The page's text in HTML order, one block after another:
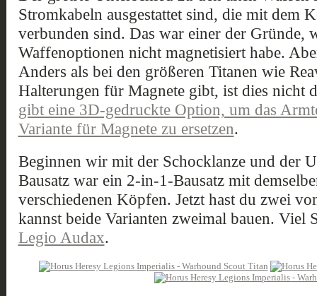
Stromkabeln ausgestattet sind, die mit dem
verbunden sind. Das war einer der Gründe,
Waffenoptionen nicht magnetisiert habe.
Anders als bei den größeren Titanen wie
Halterungen für Magnete gibt, ist dies nicht
gibt eine 3D-gedruckte Option, um das
Variante für Magnete zu ersetzen.
Beginnen wir mit der Schocklanze und der
Bausatz war ein 2-in-1-Bausatz mit
verschiedenen Köpfen. Jetzt hast du zwei
kannst beide Varianten zweimal bauen. Viel
Legio Audax.